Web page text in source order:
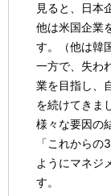
見ると、日本
他は米国企業
す。（他は韓
一方で、失わ
業を目指し、
を続けてきま
様々な要因の
「これから
ようにマネジ
す。